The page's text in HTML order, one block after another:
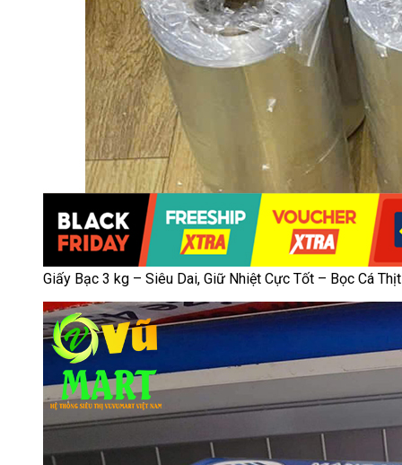
Giấy Bạc 3 kg – Siêu Dai, Giữ Nhiệt Cực Tốt – Bọc Cá